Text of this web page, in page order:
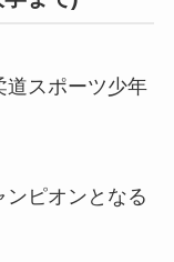
道スポーツ少年
ピオンとなる